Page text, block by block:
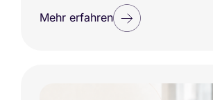
Mehr erfahren